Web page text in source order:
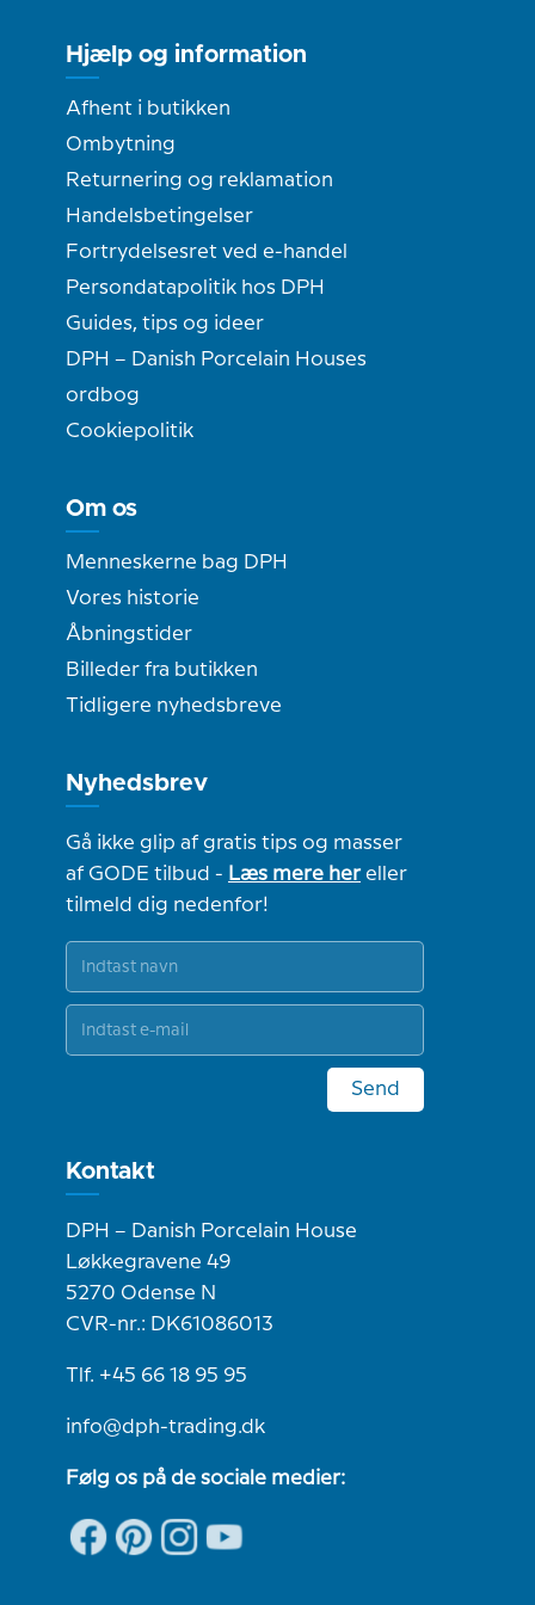
Hjælp og information
Afhent i butikken
Ombytning
Returnering og reklamation
Handelsbetingelser
Fortrydelsesret ved e-handel
Persondatapolitik hos DPH
Guides, tips og ideer
DPH – Danish Porcelain Houses
ordbog
Cookiepolitik
Om os
Menneskerne bag DPH
Vores historie
Åbningstider
Billeder fra butikken
Tidligere nyhedsbreve
Nyhedsbrev
Gå ikke glip af gratis tips og masser
af GODE tilbud - Læs mere hereller
tilmeld dig nedenfor!
Send
Kontakt
DPH – Danish Porcelain House
Løkkegravene 49
5270 Odense N
CVR-nr.: DK61086013
Tlf. +45 66 18 95 95
info@dph-trading.dk
Følg os på de sociale medier: